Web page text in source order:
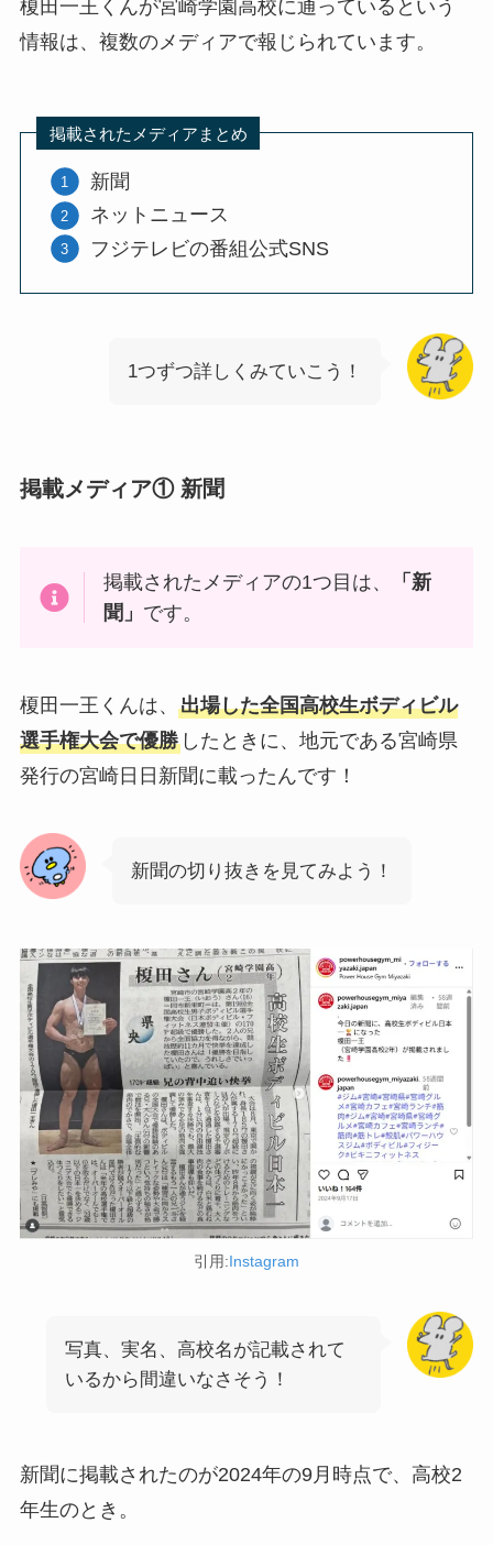
榎田一王くんが宮崎学園高校に通っているという
情報は、複数のメディアで報じられています。
掲載されたメディアまとめ
新聞
ネットニュース
フジテレビの番組公式SNS
1つずつ詳しくみていこう！
掲載メディア① 新聞
掲載されたメディアの1つ目は、
「新
聞」 です。
榎田一王くんは、 出場した全国高校生ボディビル
選手権大会で優勝したときに、地元である宮崎県
発行の宮崎日日新聞に載ったんです！
新聞の切り抜きを見てみよう！
引用:Instagram
写真、実名、高校名が記載されて
いるから間違いなさそう！
新聞に掲載されたのが2024年の9月時点で、高校2
年生のとき。